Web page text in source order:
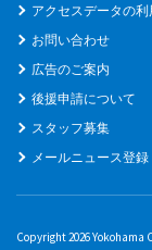
アクセスデータの
お問い合わせ
広告のご案内
後援申請について
スタッフ募集
メールニュース登録
Copyright 2026 Yokohama